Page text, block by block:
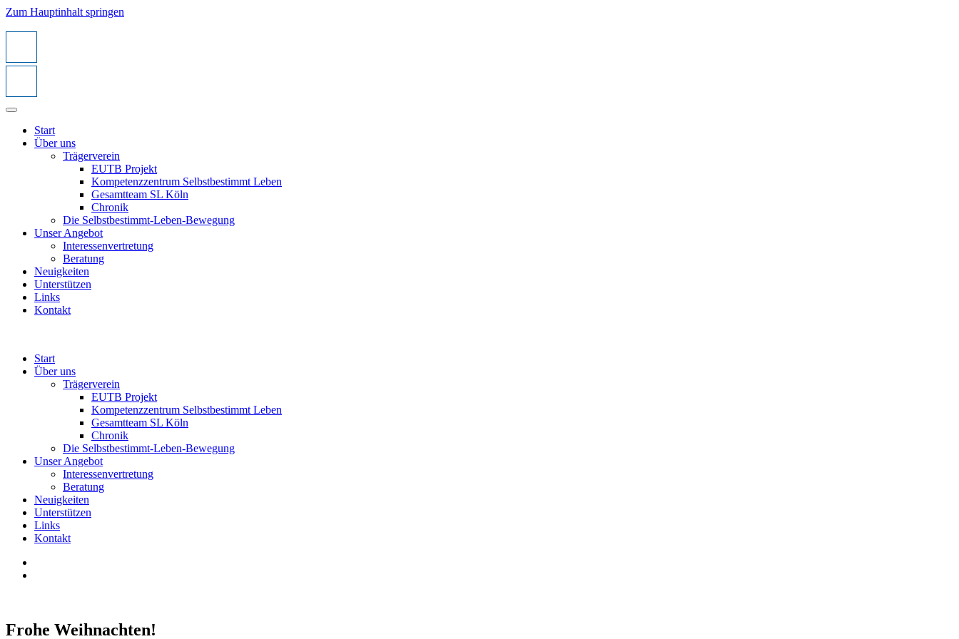
Zum Hauptinhalt springen
Start
Über uns
Trägerverein
EUTB Projekt
Kompetenzzentrum Selbstbestimmt Leben
Gesamtteam SL Köln
Chronik
Die Selbstbestimmt-Leben-Bewegung
Unser Angebot
Interessenvertretung
Beratung
Neuigkeiten
Unterstützen
Links
Kontakt
Start
Über uns
Trägerverein
EUTB Projekt
Kompetenzzentrum Selbstbestimmt Leben
Gesamtteam SL Köln
Chronik
Die Selbstbestimmt-Leben-Bewegung
Unser Angebot
Interessenvertretung
Beratung
Neuigkeiten
Unterstützen
Links
Kontakt
Frohe Weihnachten!